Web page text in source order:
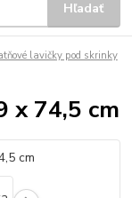
Hľadať
lavičky pod skrinky
x 74,5 cm